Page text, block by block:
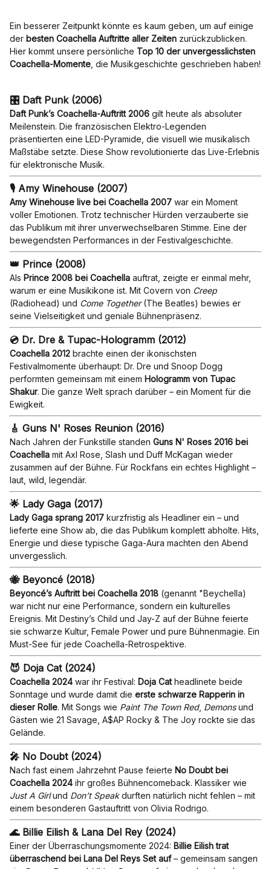
Ein besserer Zeitpunkt könnte es kaum geben, um auf einige
der besten Coachella Auftritte aller Zeiten zurückzublicken.
Hier kommt unsere persönliche Top 10 der unvergesslichsten
Coachella-Momente , die Musikgeschichte geschrieben haben!
🎛 Daft Punk (2006)
Daft Punk’s Coachella-Auftritt 2006 gilt heute als absoluter
Meilenstein. Die französischen Elektro-Legenden
präsentierten eine LED-Pyramide, die visuell wie musikalisch
Maßstäbe setzte. Diese Show revolutionierte das Live-Erlebnis
für elektronische Musik.
🎙 Amy Winehouse (2007)
Amy Winehouse live bei Coachella 2007 war ein Moment
voller Emotionen. Trotz technischer Hürden verzauberte sie
das Publikum mit ihrer unverwechselbaren Stimme. Eine der
bewegendsten Performances in der Festivalgeschichte.
👑 Prince (2008)
Als Prince 2008 bei Coachella auftrat, zeigte er einmal mehr,
warum er eine Musikikone ist. Mit Covern von Creep
(Radiohead) und Come Together(The Beatles) bewies er
seine Vielseitigkeit und geniale Bühnenpräsenz.
💿 Dr. Dre & Tupac-Hologramm (2012)
Coachella 2012 brachte einen der ikonischsten
Festivalmomente überhaupt: Dr. Dre und Snoop Dogg
performten gemeinsam mit einem Hologramm von Tupac
Shakur. Die ganze Welt sprach darüber – ein Moment für die
Ewigkeit.
🎸 Guns N' Roses Reunion (2016)
Nach Jahren der Funkstille standen Guns N' Roses 2016 bei
Coachella mit Axl Rose, Slash und Duff McKagan wieder
zusammen auf der Bühne. Für Rockfans ein echtes Highlight –
laut, wild, legendär.
🌟 Lady Gaga (2017)
Lady Gaga sprang 2017 kurzfristig als Headliner ein – und
lieferte eine Show ab, die das Publikum komplett abholte. Hits,
Energie und diese typische Gaga-Aura machten den Abend
unvergesslich.
🐝 Beyoncé (2018)
Beyoncé’s Auftritt bei Coachella 2018 (genannt "Beychella)
war nicht nur eine Performance, sondern ein kulturelles
Ereignis. Mit Destiny’s Child und Jay-Z auf der Bühne feierte
sie schwarze Kultur, Female Power und pure Bühnenmagie. Ein
Must-See für jede Coachella-Retrospektive.
😈 Doja Cat (2024)
Coachella 2024 war ihr Festival: Doja Catheadlinete beide
Sonntage und wurde damit die erste schwarze Rapperin in
dieser Rolle. Mit Songs wie Paint The Town Red, Demonsund
Gästen wie 21 Savage, A$AP Rocky & The Joy rockte sie das
Gelände.
🎤 No Doubt (2024)
Nach fast einem Jahrzehnt Pause feierte No Doubt bei
Coachella 2024 ihr großes Bühnencomeback. Klassiker wie
Just A Girlund Don’t Speakdurften natürlich nicht fehlen – mit
einem besonderen Gastauftritt von Olivia Rodrigo.
🌊 Billie Eilish & Lana Del Rey (2024)
Einer der Überraschungsmomente 2024: Billie Eilish trat
überraschend bei Lana Del Reys Set auf– gemeinsam sangen